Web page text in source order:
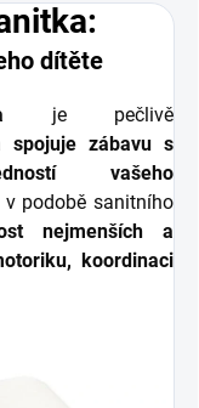
dítěte
je pečlivě
spojuje zábavu s
vašeho
v podobě sanitního
nejmenších a
koordinaci